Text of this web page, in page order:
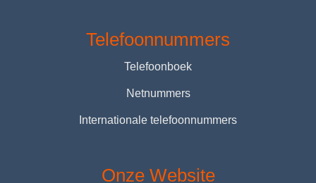
Telefoonnummers
Telefoonboek
Netnummers
Internationale telefoonnummers
Onze Website